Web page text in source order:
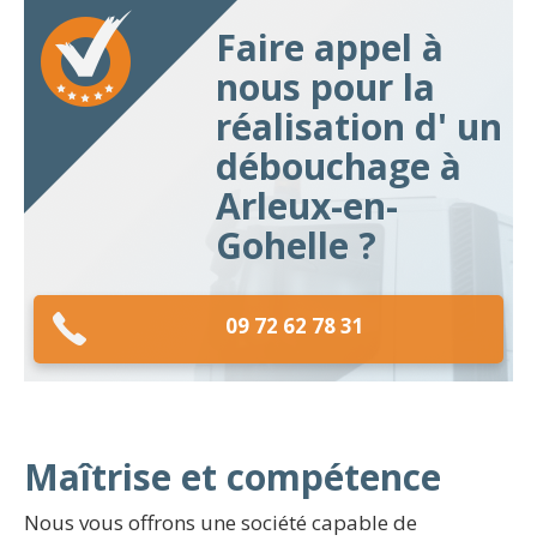
Faire appel à
nous pour la
réalisation d' un
débouchage à
Arleux-en-
Gohelle ?
09 72 62 78 31
Maîtrise et compétence
Nous vous offrons une société capable de